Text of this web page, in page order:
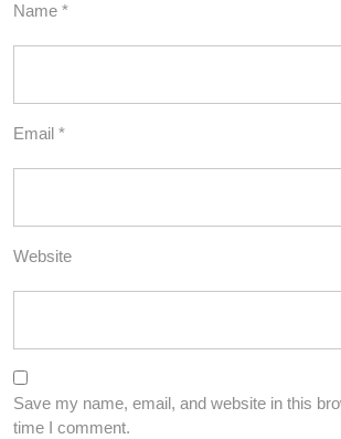
Name *
Email *
Website
Save my name, email, and website in this
time I comment.